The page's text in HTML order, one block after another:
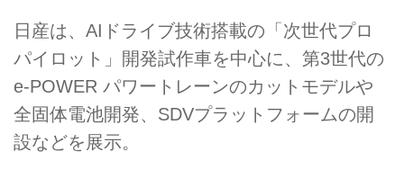
日産は、AIドライブ技術搭載の「次世代プロ
パイロット」開発試作車を中心に、第3世代の
e-POWER パワートレーンのカットモデルや
全固体電池開発、SDVプラットフォームの開
設などを展示。